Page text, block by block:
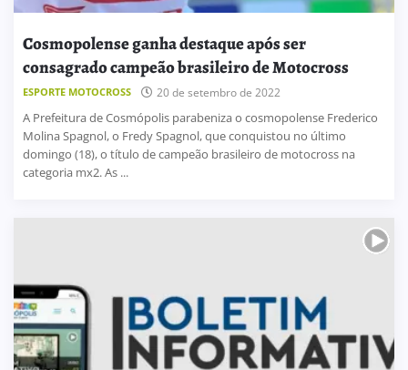
Cosmopolense ganha destaque após ser
consagrado campeão brasileiro de Motocross
ESPORTE MOTOCROSS 20 de setembro de 2022
A Prefeitura de Cosmópolis parabeniza o cosmopolense Frederico
Molina Spagnol, o Fredy Spagnol, que conquistou no último
domingo (18), o título de campeão brasileiro de motocross na
categoria mx2. As ...